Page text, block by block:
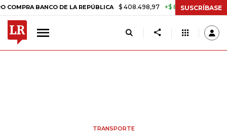
BANCO DE LA REPÚBLICA $ 408.498,97 +$ 8.753,81 +2,19%
SUSCRÍBASE
TRANSPORTE